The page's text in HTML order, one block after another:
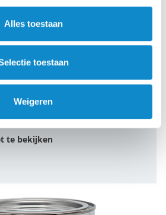
Alles toestaan
toestaan
Weigeren
voor te bereiden.
CA2723)
CA1885)
te bekijken